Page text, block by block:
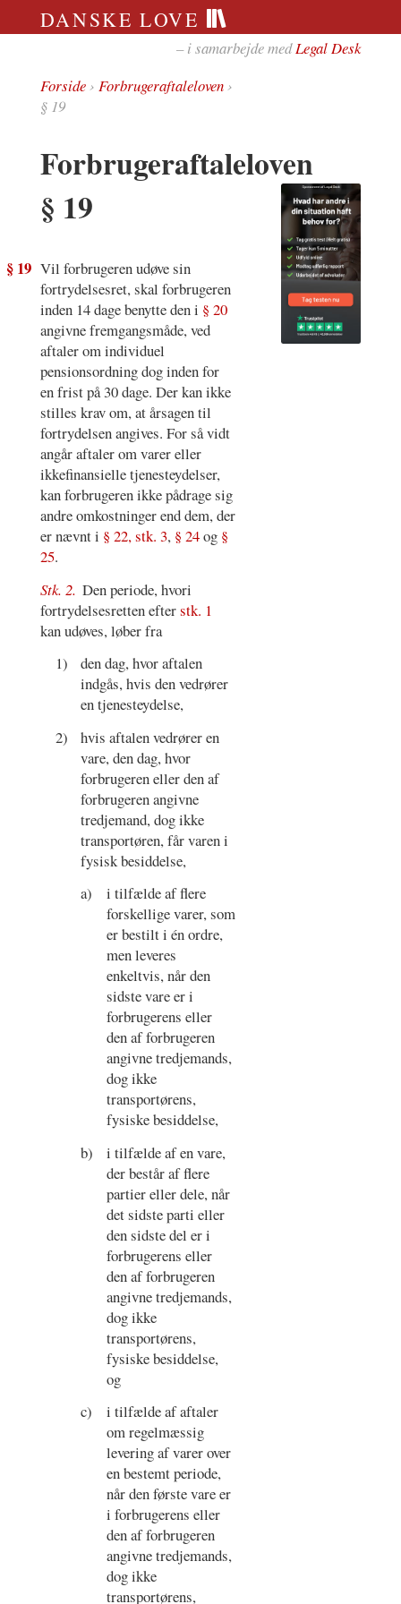
DANSKE LOVE
– i samarbejde medLegal Desk
Forside› Forbrugeraftaleloven›
§ 19
Forbrugeraftaleloven
§ 19
§ 19 Vil forbrugeren udøve sin
fortrydelsesret, skal forbrugeren
inden 14 dage benytte den i § 20
angivne fremgangsmåde, ved
aftaler om individuel
pensionsordning dog inden for
en frist på 30 dage. Der kan ikke
stilles krav om, at årsagen til
fortrydelsen angives. For så vidt
angår aftaler om varer eller
ikkefinansielle tjenesteydelser,
kan forbrugeren ikke pådrage sig
andre omkostninger end dem, der
er nævnt i § 22, stk. 3, § 24og §
25.
Stk. 2. Den periode, hvori
fortrydelsesretten efterstk. 1
kan udøves, løber fra
1)
den dag, hvor aftalen
indgås, hvis den vedrører
en tjenesteydelse,
2)
hvis aftalen vedrører en
vare, den dag, hvor
forbrugeren eller den af
forbrugeren angivne
tredjemand, dog ikke
transportøren, får varen i
fysisk besiddelse,
a)
i tilfælde af flere
forskellige varer, som
er bestilt i én ordre,
men leveres
enkeltvis, når den
sidste vare er i
forbrugerens eller
den af forbrugeren
angivne tredjemands,
dog ikke
transportørens,
fysiske besiddelse,
b)
i tilfælde af en vare,
der består af flere
partier eller dele, når
det sidste parti eller
den sidste del er i
forbrugerens eller
den af forbrugeren
angivne tredjemands,
dog ikke
transportørens,
fysiske besiddelse,
og
c)
i tilfælde af aftaler
om regelmæssig
levering af varer over
en bestemt periode,
når den første vare er
i forbrugerens eller
den af forbrugeren
angivne tredjemands,
dog ikke
transportørens,